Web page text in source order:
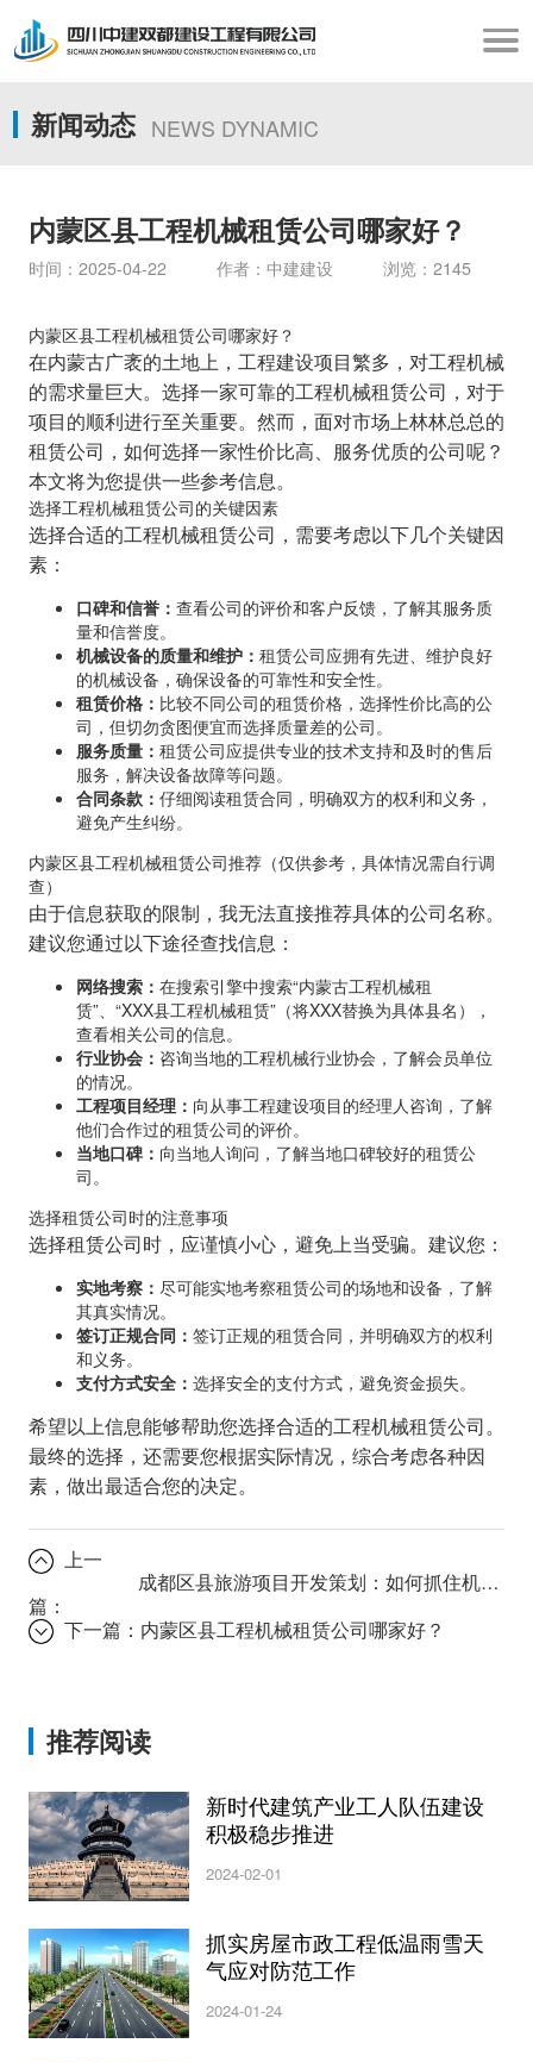
新闻动态 NEWS DYNAMIC
内蒙区县工程机械租赁公司哪家好？
时间：2025-04-22 作者：中建建设 浏览：2145
内蒙区县工程机械租赁公司哪家好？
在内蒙古广袤的土地上，工程建设项目繁多，对工程机械
的需求量巨大。选择一家可靠的工程机械租赁公司，对于
项目的顺利进行至关重要。然而，面对市场上林林总总的
租赁公司，如何选择一家性价比高、服务优质的公司呢？
本文将为您提供一些参考信息。
选择工程机械租赁公司的关键因素
选择合适的工程机械租赁公司，需要考虑以下几个关键因
素：
口碑和信誉： 查看公司的评价和客户反馈，了解其服务质
量和信誉度。
机械设备的质量和维护： 租赁公司应拥有先进、维护良好
的机械设备，确保设备的可靠性和安全性。
租赁价格： 比较不同公司的租赁价格，选择性价比高的公
司，但切勿贪图便宜而选择质量差的公司。
服务质量： 租赁公司应提供专业的技术支持和及时的售后
服务，解决设备故障等问题。
合同条款： 仔细阅读租赁合同，明确双方的权利和义务，
避免产生纠纷。
内蒙区县工程机械租赁公司推荐（仅供参考，具体情况需自行调
查）
由于信息获取的限制，我无法直接推荐具体的公司名称。
建议您通过以下途径查找信息：
网络搜索： 在搜索引擎中搜索“内蒙古工程机械租
赁”、“XXX县工程机械租赁”（将XXX替换为具体县名），
查看相关公司的信息。
行业协会： 咨询当地的工程机械行业协会，了解会员单位
的情况。
工程项目经理： 向从事工程建设项目的经理人咨询，了解
他们合作过的租赁公司的评价。
当地口碑： 向当地人询问，了解当地口碑较好的租赁公
司。
选择租赁公司时的注意事项
选择租赁公司时，应谨慎小心，避免上当受骗。建议您：
实地考察： 尽可能实地考察租赁公司的场地和设备，了解
其真实情况。
签订正规合同： 签订正规的租赁合同，并明确双方的权利
和义务。
支付方式安全： 选择安全的支付方式，避免资金损失。
希望以上信息能够帮助您选择合适的工程机械租赁公司。
最终的选择，还需要您根据实际情况，综合考虑各种因
素，做出最适合您的决定。
上一
篇：
成都区县旅游项目开发策划：如何抓住机遇？
下一篇： 内蒙区县工程机械租赁公司哪家好？
推荐阅读
新时代建筑产业工人队伍建设
积极稳步推进
2024-02-01
抓实房屋市政工程低温雨雪天
气应对防范工作
2024-01-24